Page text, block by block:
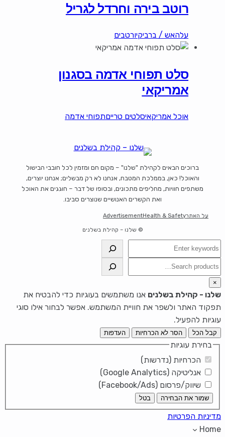
רוטב בירה וחרדל לגריל
עלהאש / ברביקיורטבים
סלט תפוחי אדמה בסגנון
אמריקאי
אוכל אמריקאיסלטים טרייםתפוחי אדמה
ברוכים הבאים לקהילת "שלנו" – מקום חם ומזמין לכל חובבי הבישול
והאוכל! כאן, בממלכת המטבח, אנחנו לא רק מבשלים; אנחנו יוצרים,
משתפים חוויות, מחליפים מתכונים, ובסופו של דבר – חוגגים את האוכל
ואת הקשרים האנושיים שנוצרים סביבו.
על האתרHealth & Safety
Advertisement
© שלנו – קהילת בשלנים
חיפוש
חיפוש
×
שלנו - קהילת בשלנים אנו משתמשים בעוגיות כדי להבטיח את
תפקוד האתר ולשפר את חוויית המשתמש. אפשר לבחור אילו סוגי
עוגיות להפעיל.
קבל הכל הסר לא הכרחיות העדפות
בחירת עוגיות
הכרחיות (נדרשות)
אנליטיקה (Google Analytics)
שיווק/פרסום (Facebook/Ads)
שמור את הבחירה בטל
מדיניות הפרטיות
Home